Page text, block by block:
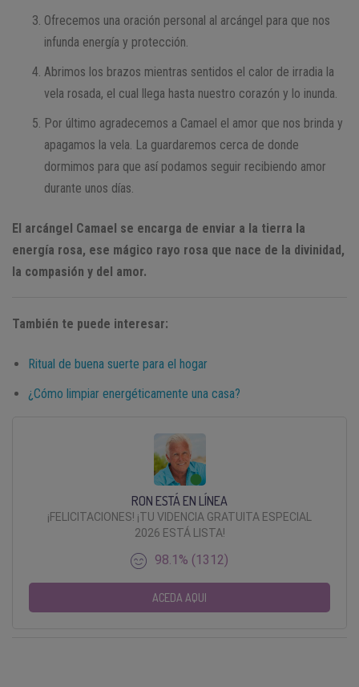
Ofrecemos una oración personal al arcángel para que nos
infunda energía y protección.
Abrimos los brazos mientras sentidos el calor de irradia la
vela rosada, el cual llega hasta nuestro corazón y lo inunda.
Por último agradecemos a Camael el amor que nos brinda y
apagamos la vela. La guardaremos cerca de donde
dormimos para que así podamos seguir recibiendo amor
durante unos días.
El arcángel Camael se encarga de enviar a la tierra la
energía rosa, ese mágico rayo rosa que nace de la divinidad,
la compasión y del amor.
También te puede interesar:
Ritual de buena suerte para el hogar
¿Cómo limpiar energéticamente una casa?
RON ESTÁ EN LÍNEA
¡FELICITACIONES! ¡TU VIDENCIA GRATUITA ESPECIAL
2026 ESTÁ LISTA!
98.1% (1312)
ACEDA AQUI